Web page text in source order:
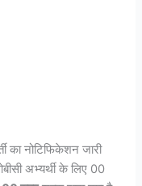
का नोटिफिकेशन जारी
अभ्यर्थी के लिए 00